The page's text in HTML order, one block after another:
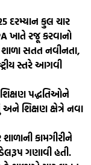
દરમ્યાન કુલ ચાર
ખાતે રજૂ કરવાનો
શાળા સતત નવીનતા,
સ્તરે આગવી
શિક્ષણ પદ્ધતિઓને
શિક્ષણ ક્ષેત્રે નવા
કામગીરીને
ગણાવી હતી.